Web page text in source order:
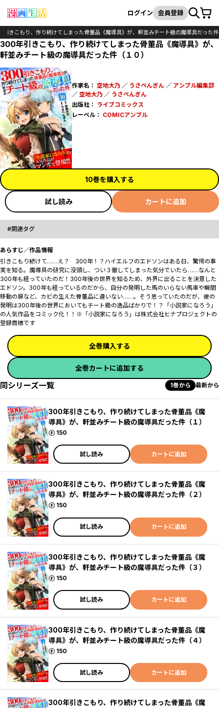
検索
ログイン 会員登録カート
引きこもり、作り続けてしまった骨董品《魔導具》が、軒並みチート級の魔導具だった件
300年引きこもり、作り続けてしまった骨董品《魔導具》が、
軒並みチート級の魔導具だった件（１０）
作家名： 空地大乃／ うさぺんぎん／ アンブル編集部
／ 空地大乃／ うさぺんぎん
出版社： ライブコミックス
レーベル： COMICアンブル
10巻を購入する
試し読み カートに追加
関連タグ
あらすじ／作品情報
引きこもり続けて……え？ 300年！？ハイエルフのエドソンはある日、驚愕の事
実を知る。魔導具の研究に没頭し、つい３徹してしまった気分でいたら……なんと
300年も経っていたのだ！300年後の世界を知るため、外界に出ることを決意した
エドソン。300年も経っているのだから、自分の発明した馬のいらない馬車や瞬間
移動の扉など、カビの生えた骨董品に違いない……。そう思っていたのだが、彼の
発明は300年後の世界においてもチート級の逸品ばかりで――！？「小説家になろう」
の人気作品をコミック化！！※「小説家になろう」は株式会社ヒナプロジェクトの
登録商標です
全巻購入する
全巻カートに追加する
同シリーズ一覧 1巻から 最新から
300年引きこもり、作り続けてしまった骨董品《魔
導具》が、軒並みチート級の魔導具だった件（１）
150
ポイント
試し読み カートに追加
300年引きこもり、作り続けてしまった骨董品《魔
導具》が、軒並みチート級の魔導具だった件（２）
150
ポイント
試し読み カートに追加
300年引きこもり、作り続けてしまった骨董品《魔
導具》が、軒並みチート級の魔導具だった件（３）
150
ポイント
試し読み カートに追加
300年引きこもり、作り続けてしまった骨董品《魔
導具》が、軒並みチート級の魔導具だった件（４）
150
ポイント
試し読み カートに追加
300年引きこもり、作り続けてしまった骨董品《魔